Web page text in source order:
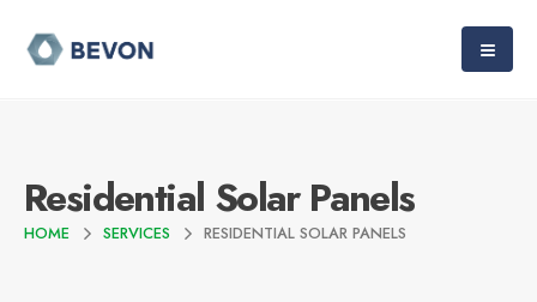
Residential Solar Panels
HOME SERVICES RESIDENTIAL SOLAR PANELS